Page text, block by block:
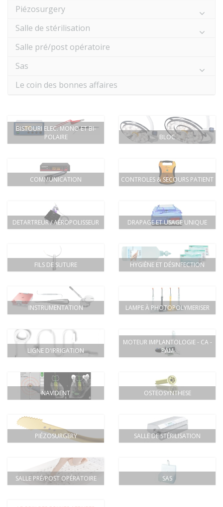
Piézosurgery
Salle de stérilisation
Salle pré/post opératoire
Sas
Le coin des bonnes affaires
BISTOURI ELEC. MONO ET BI-
POLAIRE
BLOC
COMMUNICATION CONTROLES & SECOURS PATIENT
DETARTREUR / AÉROPOLISSEUR DRAPAGE ET USAGE UNIQUE
FILS DE SUTURE HYGIÈNE ET DÉSINFECTION
INSTRUMENTATION LAMPE À PHOTOPOLYMERISER
LIGNE D'IRRIGATION
MOTEUR IMPLANTOLOGIE - CA -
PAM
NAVIDENT OSTEOSYNTHESE
PIÉZOSURGERY SALLE DE STÉRILISATION
SALLE PRÉ/POST OPÉRATOIRE SAS